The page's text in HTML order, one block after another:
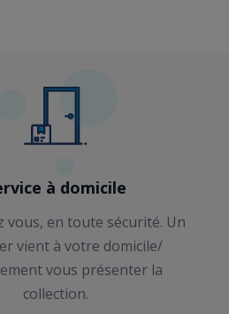
à domicile
vous, en toute sécurité. Un
vient à votre domicile/
vous présenter la
collection.